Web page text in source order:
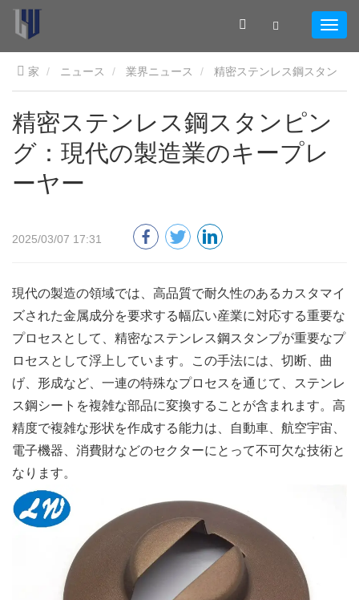
家 ニュース 業界ニュース
ピング：現代の製造業のキープレーヤー
精密ステンレス鋼スタンピン
グ：現代の製造業のキープレ
ーヤー
2025/03/07 17:31
現代の製造の領域では、高品質で耐久性のあるカスタマイ
ズされた金属成分を要求する幅広い産業に対応する重要な
プロセスとして、精密なステンレス鋼スタンプが重要なプ
ロセスとして浮上しています。この手法には、切断、曲
げ、形成など、一連の特殊なプロセスを通じて、ステンレ
ス鋼シートを複雑な部品に変換することが含まれます。高
精度で複雑な形状を作成する能力は、自動車、航空宇宙、
電子機器、消費財などのセクターにとって不可欠な技術と
なります。